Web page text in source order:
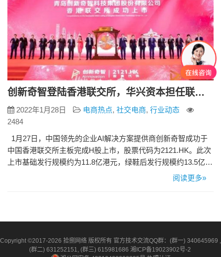
创新奇智登陆香港联交所，华兴资本担任联席保荐人
2022年1月28日 电商热点, 社交电商, 行业动态
2484
1月27日，中国领先的企业AI解决方案提供商创新奇智成功于
中国香港联交所主板完成H股上市，股票代码为2121.HK。此次
上市基础发行规模约为11.8亿港元，绿鞋后发行规模约13.5亿港
元。华兴资本在本次交易中担任联席保荐人、联席全球协调
阅读更多»
Copyright ©2017-2026 拾捌网络 版权所有 官方技术交流QQ群：(群一) 340645969 ,
(群二) 631252151, (群三) 615981686 湘ICP备19023902号-2